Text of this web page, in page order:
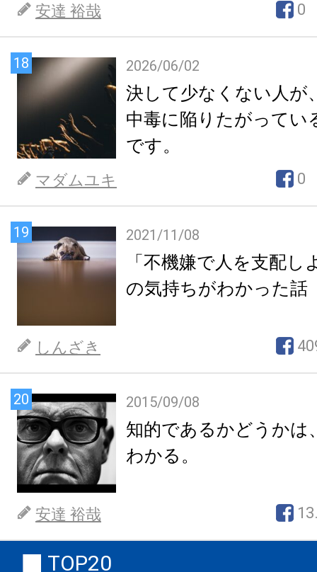
安達 裕哉 0
18 2026/06/02
決して少なくない人が
中毒に陥りたがってい
です。
マダムユキ 0
19 2021/11/08
「不機嫌で人を支配し
の気持ちがわかった話
しんざき
20 2015/09/08
知的であるかどうかは
わかる。
安達 裕哉
TOP20